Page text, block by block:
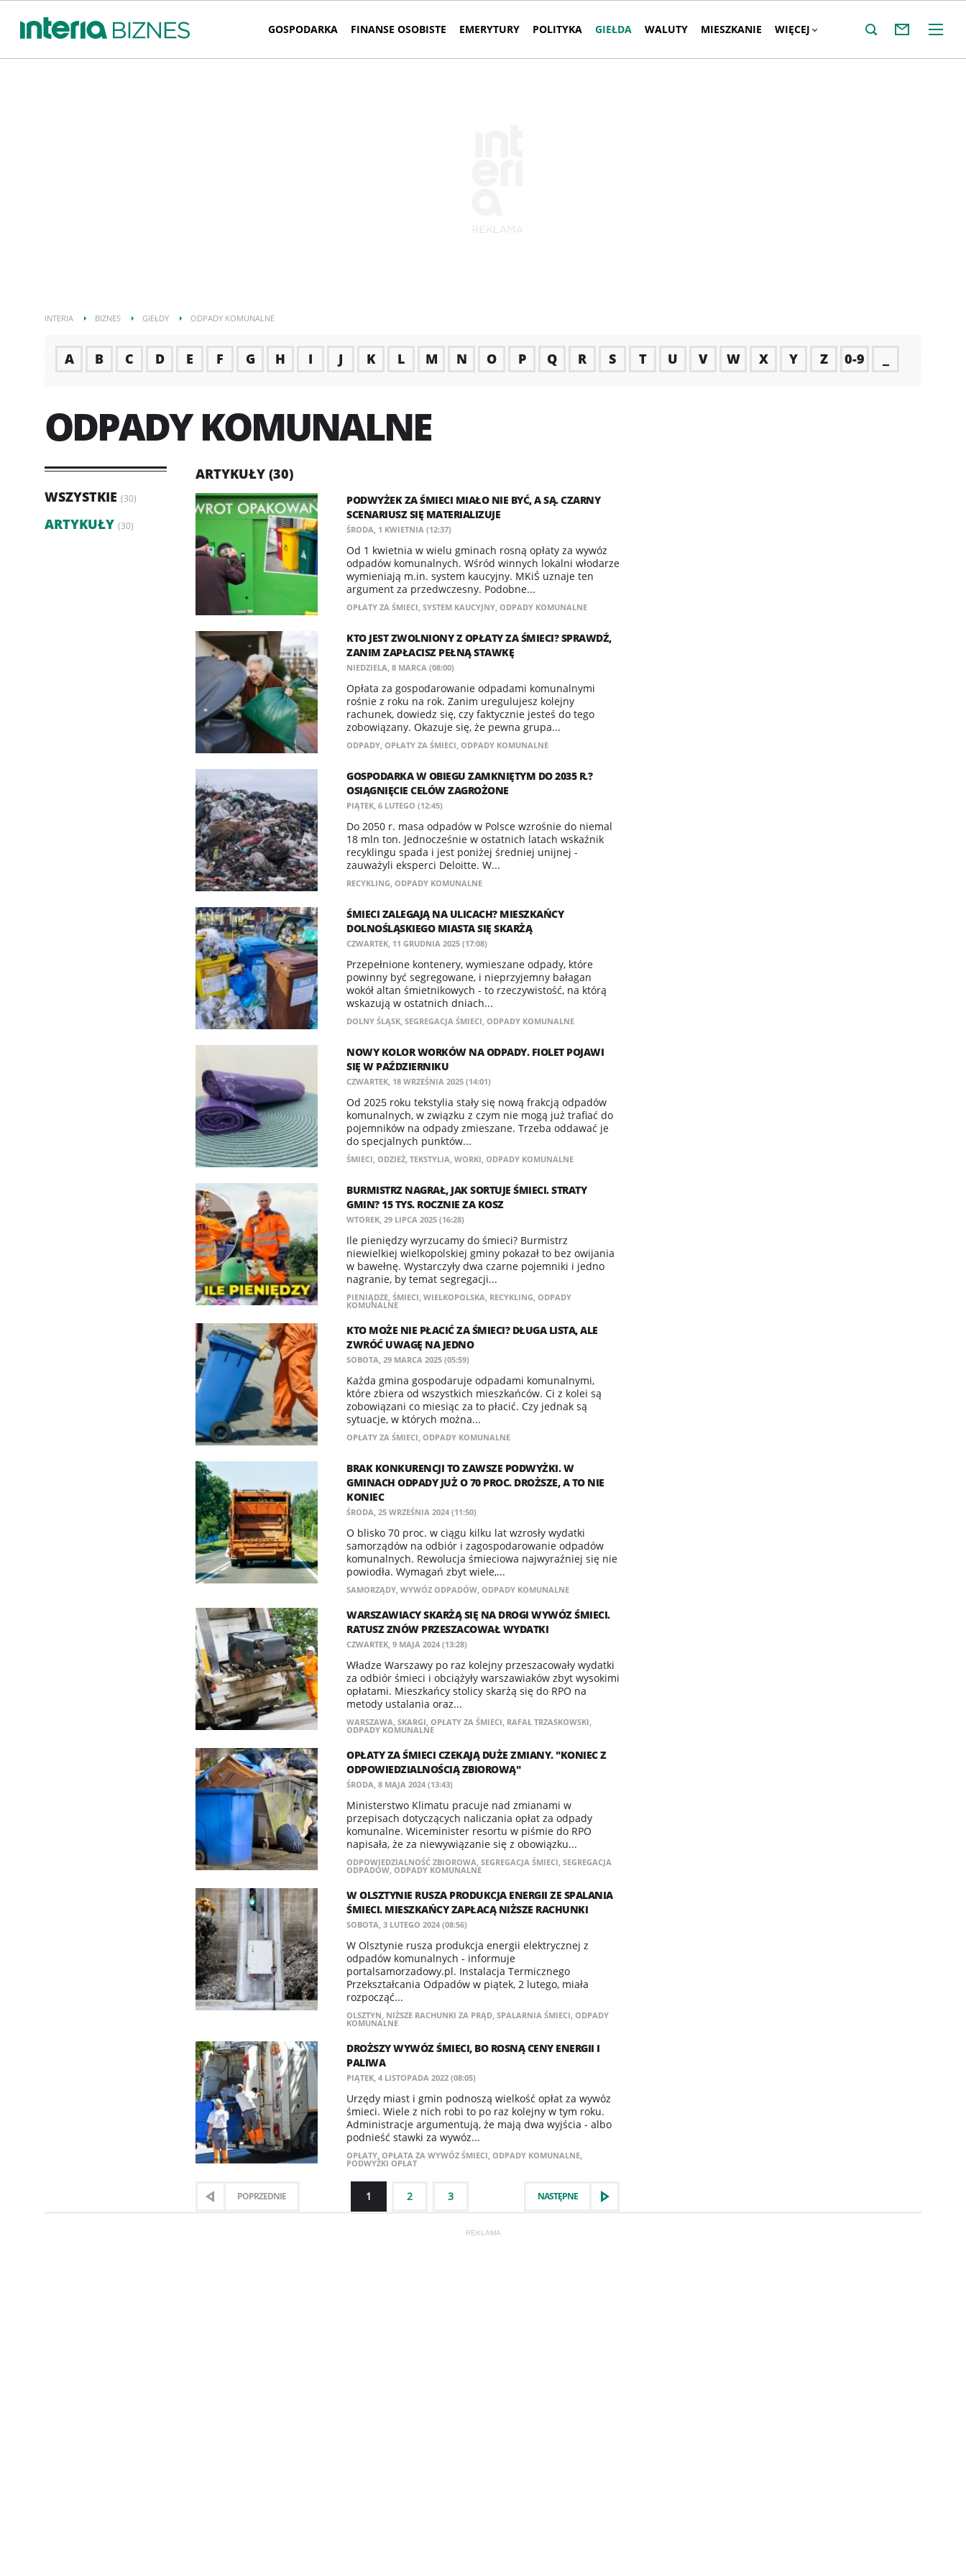
GOSPODARKA FINANSE OSOBISTE EMERYTURY POLITYKA GIEŁDA WALUTY MIESZKANIE WIĘCEJ
INTERIA BIZNES GIEŁDY ODPADY KOMUNALNE
A B C D E F G H I J K L M N O P Q R S T U V W X Y Z 0-9
ODPADY KOMUNALNE
WSZYSTKIE (30)
ARTYKUŁY (30)
ARTYKUŁY (30)
PODWYŻEK ZA ŚMIECI MIAŁO NIE BYĆ, A SĄ. CZARNY
SCENARIUSZ SIĘ MATERIALIZUJE
ŚRODA, 1 KWIETNIA (12:37)
Od 1 kwietnia w wielu gminach rosną opłaty za wywóz
odpadów komunalnych. Wśród winnych lokalni włodarze
wymieniają m.in. system kaucyjny. MKiŚ uznaje ten
argument za przedwczesny. Podobne...
OPŁATY ZA ŚMIECI, SYSTEM KAUCYJNY, ODPADY KOMUNALNE
KTO JEST ZWOLNIONY Z OPŁATY ZA ŚMIECI? SPRAWDŹ,
ZANIM ZAPŁACISZ PEŁNĄ STAWKĘ
NIEDZIELA, 8 MARCA (08:00)
Opłata za gospodarowanie odpadami komunalnymi
rośnie z roku na rok. Zanim uregulujesz kolejny
rachunek, dowiedz się, czy faktycznie jesteś do tego
zobowiązany. Okazuje się, że pewna grupa...
ODPADY, OPŁATY ZA ŚMIECI, ODPADY KOMUNALNE
GOSPODARKA W OBIEGU ZAMKNIĘTYM DO 2035 R.?
OSIĄGNIĘCIE CELÓW ZAGROŻONE
PIĄTEK, 6 LUTEGO (12:45)
Do 2050 r. masa odpadów w Polsce wzrośnie do niemal
18 mln ton. Jednocześnie w ostatnich latach wskaźnik
recyklingu spada i jest poniżej średniej unijnej -
zauważyli eksperci Deloitte. W...
RECYKLING, ODPADY KOMUNALNE
ŚMIECI ZALEGAJĄ NA ULICACH? MIESZKAŃCY
DOLNOŚLĄSKIEGO MIASTA SIĘ SKARŻĄ
CZWARTEK, 11 GRUDNIA 2025 (17:08)
Przepełnione kontenery, wymieszane odpady, które
powinny być segregowane, i nieprzyjemny bałagan
wokół altan śmietnikowych - to rzeczywistość, na którą
wskazują w ostatnich dniach...
DOLNY ŚLĄSK, SEGREGACJA ŚMIECI, ODPADY KOMUNALNE
NOWY KOLOR WORKÓW NA ODPADY. FIOLET POJAWI
SIĘ W PAŹDZIERNIKU
CZWARTEK, 18 WRZEŚNIA 2025 (14:01)
Od 2025 roku tekstylia stały się nową frakcją odpadów
komunalnych, w związku z czym nie mogą już trafiać do
pojemników na odpady zmieszane. Trzeba oddawać je
do specjalnych punktów...
ŚMIECI, ODZIEŻ, TEKSTYLIA, WORKI, ODPADY KOMUNALNE
BURMISTRZ NAGRAŁ, JAK SORTUJE ŚMIECI. STRATY
GMIN? 15 TYS. ROCZNIE ZA KOSZ
WTOREK, 29 LIPCA 2025 (16:28)
Ile pieniędzy wyrzucamy do śmieci? Burmistrz
niewielkiej wielkopolskiej gminy pokazał to bez owijania
w bawełnę. Wystarczyły dwa czarne pojemniki i jedno
nagranie, by temat segregacji...
PIENIĄDZE, ŚMIECI, WIELKOPOLSKA, RECYKLING, ODPADY
KOMUNALNE
KTO MOŻE NIE PŁACIĆ ZA ŚMIECI? DŁUGA LISTA, ALE
ZWRÓĆ UWAGĘ NA JEDNO
SOBOTA, 29 MARCA 2025 (05:59)
Każda gmina gospodaruje odpadami komunalnymi,
które zbiera od wszystkich mieszkańców. Ci z kolei są
zobowiązani co miesiąc za to płacić. Czy jednak są
sytuacje, w których można...
OPŁATY ZA ŚMIECI, ODPADY KOMUNALNE
BRAK KONKURENCJI TO ZAWSZE PODWYŻKI. W
GMINACH ODPADY JUŻ O 70 PROC. DROŻSZE, A TO NIE
KONIEC
ŚRODA, 25 WRZEŚNIA 2024 (11:50)
O blisko 70 proc. w ciągu kilku lat wzrosły wydatki
samorządów na odbiór i zagospodarowanie odpadów
komunalnych. Rewolucja śmieciowa najwyraźniej się nie
powiodła. Wymagań zbyt wiele,...
SAMORZĄDY, WYWÓZ ODPADÓW, ODPADY KOMUNALNE
WARSZAWIACY SKARŻĄ SIĘ NA DROGI WYWÓZ ŚMIECI.
RATUSZ ZNÓW PRZESZACOWAŁ WYDATKI
CZWARTEK, 9 MAJA 2024 (13:28)
Władze Warszawy po raz kolejny przeszacowały wydatki
za odbiór śmieci i obciążyły warszawiaków zbyt wysokimi
opłatami. Mieszkańcy stolicy skarżą się do RPO na
metody ustalania oraz...
WARSZAWA, SKARGI, OPŁATY ZA ŚMIECI, RAFAŁ TRZASKOWSKI,
ODPADY KOMUNALNE
OPŁATY ZA ŚMIECI CZEKAJĄ DUŻE ZMIANY. "KONIEC Z
ODPOWIEDZIALNOŚCIĄ ZBIOROWĄ"
ŚRODA, 8 MAJA 2024 (13:43)
Ministerstwo Klimatu pracuje nad zmianami w
przepisach dotyczących naliczania opłat za odpady
komunalne. Wiceminister resortu w piśmie do RPO
napisała, że za niewywiązanie się z obowiązku...
ODPOWIEDZIALNOŚĆ ZBIOROWA, SEGREGACJA ŚMIECI, SEGREGACJA
ODPADÓW, ODPADY KOMUNALNE
W OLSZTYNIE RUSZA PRODUKCJA ENERGII ZE SPALANIA
ŚMIECI. MIESZKAŃCY ZAPŁACĄ NIŻSZE RACHUNKI
SOBOTA, 3 LUTEGO 2024 (08:56)
W Olsztynie rusza produkcja energii elektrycznej z
odpadów komunalnych - informuje
portalsamorzadowy.pl. Instalacja Termicznego
Przekształcania Odpadów w piątek, 2 lutego, miała
rozpocząć...
OLSZTYN, NIŻSZE RACHUNKI ZA PRĄD, SPALARNIA ŚMIECI, ODPADY
KOMUNALNE
DROŻSZY WYWÓZ ŚMIECI, BO ROSNĄ CENY ENERGII I
PALIWA
PIĄTEK, 4 LISTOPADA 2022 (08:05)
Urzędy miast i gmin podnoszą wielkość opłat za wywóz
śmieci. Wiele z nich robi to po raz kolejny w tym roku.
Administracje argumentują, że mają dwa wyjścia - albo
podnieść stawki za wywóz...
OPŁATY, OPŁATA ZA WYWÓZ ŚMIECI, ODPADY KOMUNALNE,
PODWYŻKI OPŁAT
POPRZEDNIE 1 2 3 NASTĘPNE
REKLAMA